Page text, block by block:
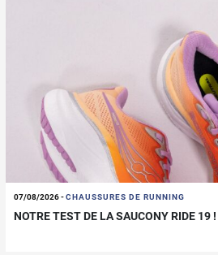
07/08/2026-CHAUSSURES DE RUNNING
NOTRE TEST DE LA SAUCONY RIDE 19 !